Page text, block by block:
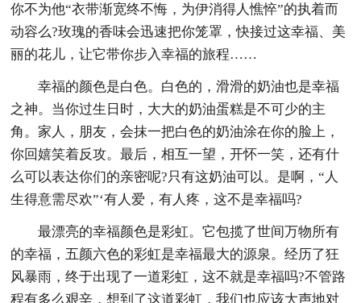
你不为他“衣带渐宽终不悔，为伊消得人憔悴”的执着而
动容么?玫瑰的香味会迅速把你笼罩，快接过这幸福、美
丽的花儿，让它带你步入幸福的旅程……
幸福的颜色是白色。白色的，滑滑的奶油也是幸福
之神。当你过生日时，大大的奶油蛋糕是不可少的主
角。家人，朋友，会抹一把白色的奶油涂在你的脸上，
你回嬉笑着反攻。最后，相互一望，开怀一笑，还有什
么可以表达你们的亲密呢?只有这奶油可以。是啊，“人
生得意需尽欢”‘有人爱，有人疼，这不是幸福吗?
最漂亮的幸福颜色是彩虹。它包揽了世间万物所有
的幸福，五颜六色的彩虹是幸福最大的源泉。经历了狂
风暴雨，终于出现了一道彩虹，这不就是幸福吗?不管路
程有多么艰辛，想到了这道彩虹，我们也应该大声地对